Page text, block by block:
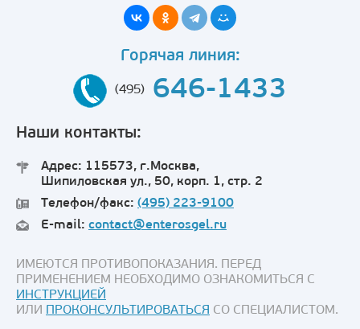
Горячая линия:
(495) 646-1433
Наши контакты:
Адрес: 115573, г.Москва,
Шипиловская ул., 50, корп. 1, стр. 2
Телефон/факс: (495) 223-9100
E-mail: contact@enterosgel.ru
ИМЕЮТСЯ ПРОТИВОПОКАЗАНИЯ. ПЕРЕД
ПРИМЕНЕНИЕМ НЕОБХОДИМО ОЗНАКОМИТЬСЯ С
ИНСТРУКЦИЕЙ
ИЛИ ПРОКОНСУЛЬТИРОВАТЬСЯ СО СПЕЦИАЛИСТОМ.